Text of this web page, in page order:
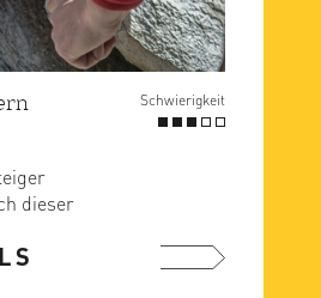
Schwierigkeit
dieser